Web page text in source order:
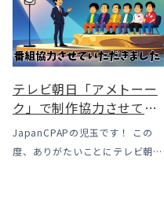
ための条件はこれまでより厳しく
なっています。この記事では、何
がどう変わったのかを患者様の立
場で […]
テレビ朝日「アメトーー
ク」で制作協力させてい
ただきました
JapanCPAPの児玉です！ この
度、ありがたいことにテレビ朝日